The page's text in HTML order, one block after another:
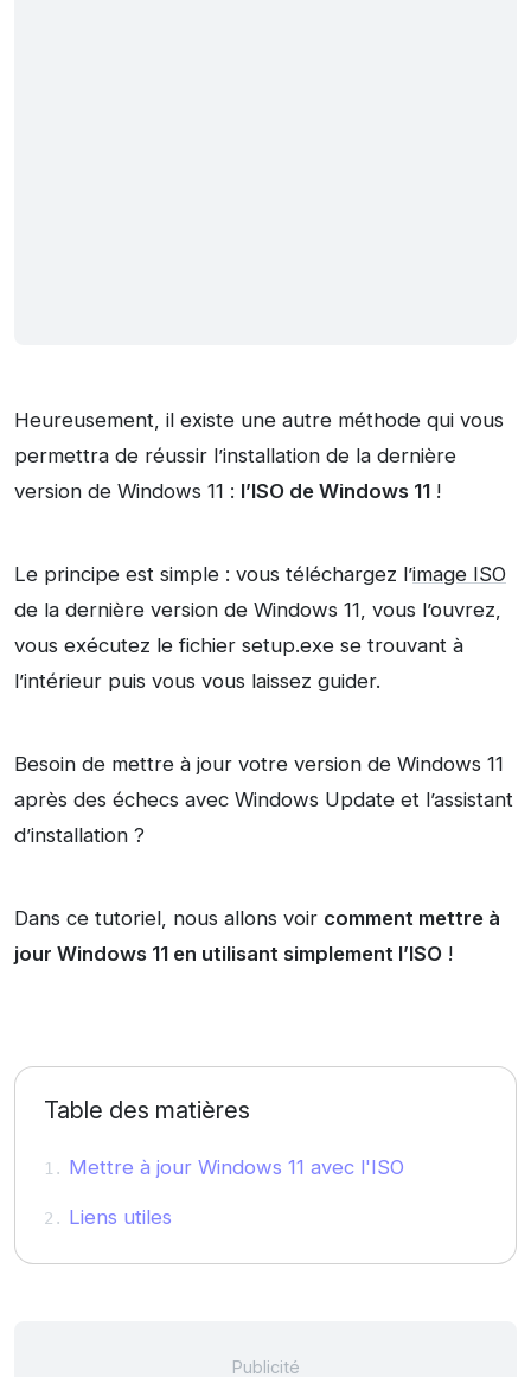
Heureusement, il existe une autre méthode qui vous
permettra de réussir l’installation de la dernière
version de Windows 11 : l’ISO de Windows 11 !
Le principe est simple : vous téléchargez l’image ISO
de la dernière version de Windows 11, vous l’ouvrez,
vous exécutez le fichier setup.exe se trouvant à
l’intérieur puis vous vous laissez guider.
Besoin de mettre à jour votre version de Windows 11
après des échecs avec Windows Update et l’assistant
d’installation ?
Dans ce tutoriel, nous allons voir comment mettre à
jour Windows 11 en utilisant simplement l’ISO !
Table des matières
Mettre à jour Windows 11 avec l'ISO
Liens utiles